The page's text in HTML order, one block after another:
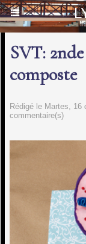
SVT:
composte
Rédigé le Martes, 16
commentaire(s)